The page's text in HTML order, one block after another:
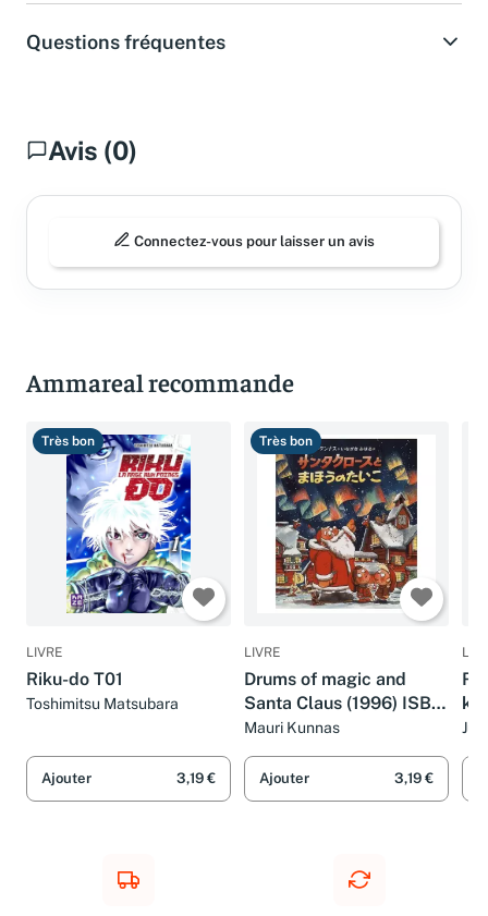
Questions fréquentes
Avis (0)
Connectez-vous pour laisser un avis
Ammareal recommande
Très bon
LIVRE
Riku-do T01
Toshimitsu Matsubara
Ajouter 3,19 €
Très bon
LIVRE
Drums of magic and
Santa Claus (1996) ISBN:
403327670X [Japanese
Mauri Kunnas
Ajouter 3,19 €